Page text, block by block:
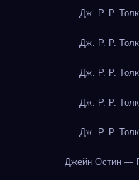
Дж. Р. Р.
Дж. Р. Р.
Дж. Р. Р.
Дж. Р. Р.
Дж. Р. Р.
Джейн Остин —